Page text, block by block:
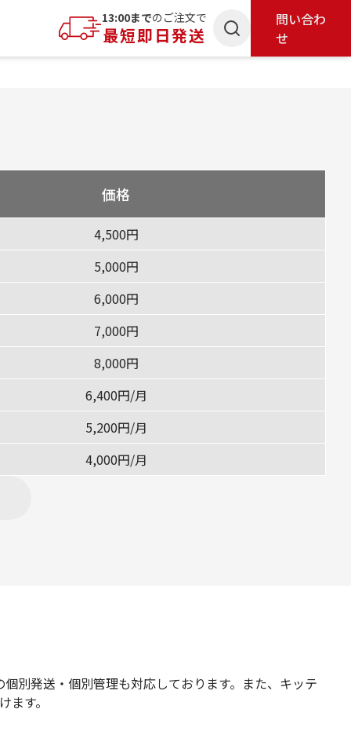
13:00までのご注文で
最短即日発送
問い合わ
せ
価格
4,500円
5,000円
6,000円
7,000円
8,000円
6,400円/月
5,200円/月
4,000円/月
別発送・個別管理も対応しております。また、キッテ
す。